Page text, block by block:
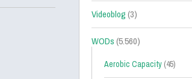
Videoblog(3)
WODs(5.560)
Aerobic Capacity (45)